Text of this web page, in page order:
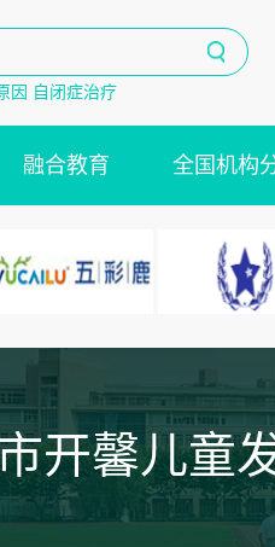
因 自闭症治疗
融合教育 全国机构
开馨儿童